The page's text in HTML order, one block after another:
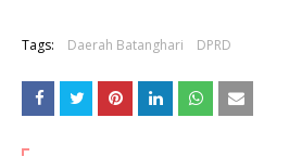
Tags: Daerah Batanghari DPRD